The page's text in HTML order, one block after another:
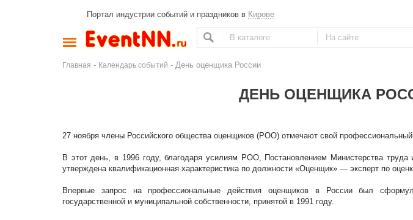
Портал индустрии событий и праздников в Кирове
Главная - Календарь событий - День оценщика России
ДЕНЬ ОЦЕНЩИКА
27 ноября члены Российского общества оценщиков (РОО) отмечают свой профессиональный
В этот день, в 1996 году, благодаря усилиям РОО, Постановлением Министерства труда
утверждена квалификационная характеристика по должности «Оценщик» — эксперт по
Впервые запрос на профессиональные действия оценщиков в России был
государственной и муниципальной собственности, принятой в 1991 году.